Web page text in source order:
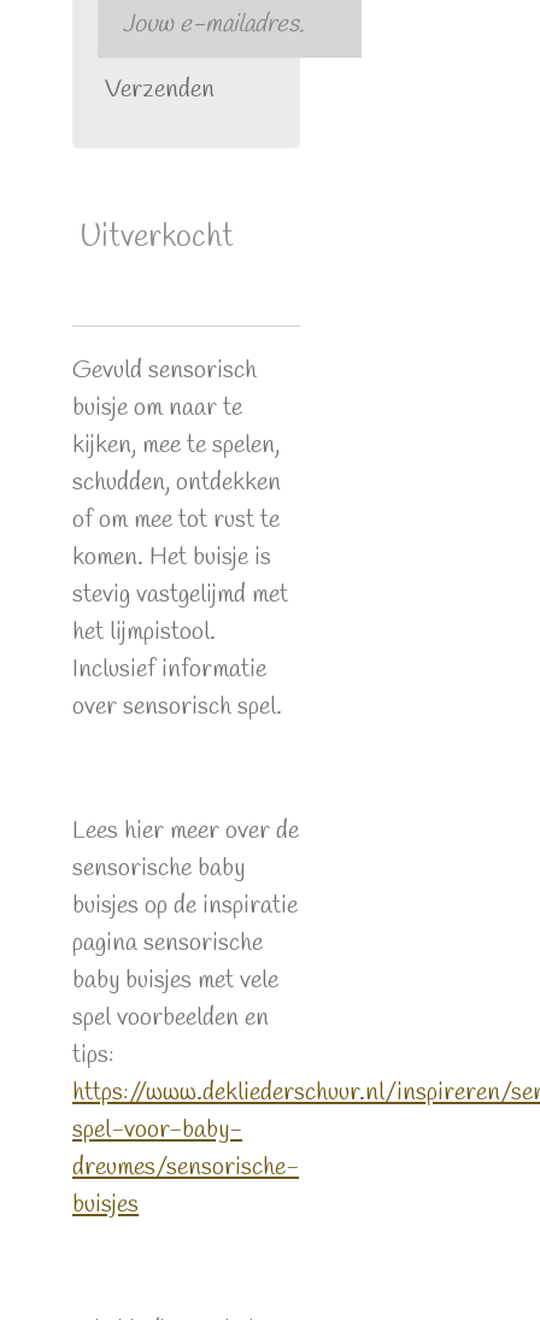
Verzenden
Uitverkocht
Gevuld sensorisch
buisje om naar te
kijken, mee te spelen,
schudden, ontdekken
of om mee tot rust te
komen. Het buisje is
stevig vastgelijmd met
het lijmpistool.
Inclusief informatie
over sensorisch spel.
Lees hier meer over de
sensorische baby
buisjes op de inspiratie
pagina sensorische
baby buisjes met vele
spel voorbeelden en
tips:
https://www.dekliederschuur.nl/inspireren/
spel-voor-baby-
dreumes/sensorische-
buisjes